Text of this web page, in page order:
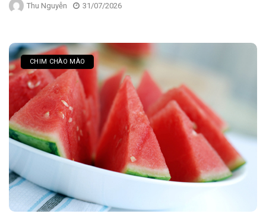
Thu Nguyễn 31/07/2026
CHIM CHÀO MÀO